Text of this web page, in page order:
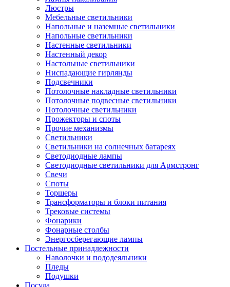
Люстры
Мебельные светильники
Напольные и наземные светильники
Напольные светильники
Настенные светильники
Настенный декор
Настольные светильники
Ниспадающие гирлянды
Подсвечники
Потолочные накладные светильники
Потолочные подвесные светильники
Потолочные светильники
Прожекторы и споты
Прочие механизмы
Светильники
Светильники на солнечных батареях
Светодиодные лампы
Светодиодные светильники для Армстронг
Свечи
Споты
Торшеры
Трансформаторы и блоки питания
Трековые системы
Фонарики
Фонарные столбы
Энергосберегающие лампы
Постельные принадлежности
Наволочки и пододеяльники
Пледы
Подушки
Посуда